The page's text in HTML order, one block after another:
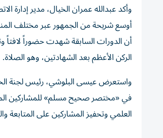
وأكد عبدالله عمران الخيال، مدير إدارة
أوسع شريحة من الجمهور عبر مختلف
أن الدورات السابقة شهدت حضوراً لافتاً
الركن الأعظم بعد الشهادتين، وهو الصلاة.
واستعرض عيسى البلوشي، رئيس لجنة
في «مختصر صحيح مسلم» للمشاركين
العلمي وتحفيز المشاركين على المتابعة